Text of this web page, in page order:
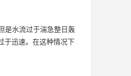
是水流过于湍急整日轰
于迅速。在这种情况下